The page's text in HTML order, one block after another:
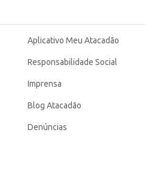
de escrita e organização.
Aplicativo Meu Atacadão
Responsabilidade Social
Imprensa
Blog Atacadão
Denúncias